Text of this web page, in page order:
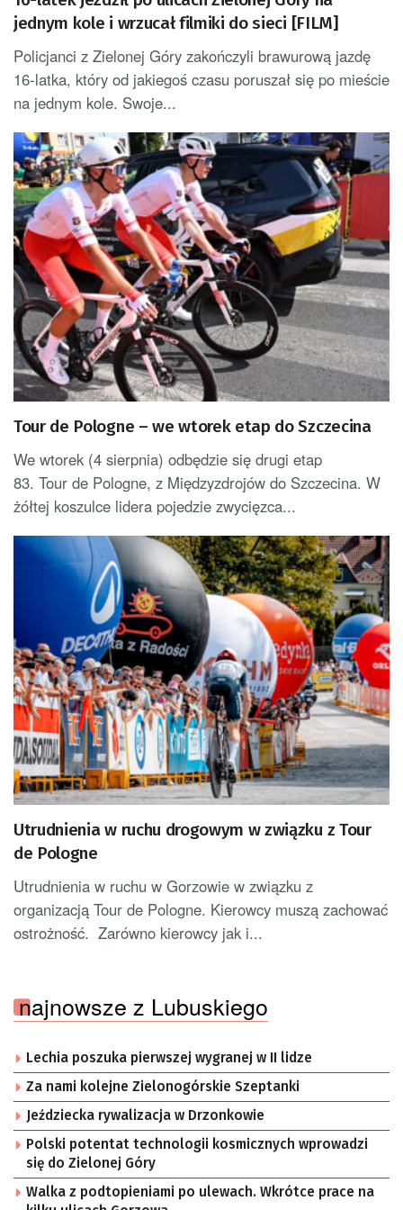
jednym kole i wrzucał filmiki do sieci [FILM]
Policjanci z Zielonej Góry zakończyli brawurową jazdę
16-latka, który od jakiegoś czasu poruszał się po mieście
na jednym kole. Swoje...
Tour de Pologne – we wtorek etap do Szczecina
We wtorek (4 sierpnia) odbędzie się drugi etap
83. Tour de Pologne, z Międzyzdrojów do Szczecina. W
żółtej koszulce lidera pojedzie zwycięzca...
Utrudnienia w ruchu drogowym w związku z Tour
de Pologne
Utrudnienia w ruchu w Gorzowie w związku z
organizacją Tour de Pologne. Kierowcy muszą zachować
ostrożność. Zarówno kierowcy jak i...
najnowsze z Lubuskiego
Lechia poszuka pierwszej wygranej w II lidze
Za nami kolejne Zielonogórskie Szeptanki
Jeździecka rywalizacja w Drzonkowie
Polski potentat technologii kosmicznych wprowadzi
się do Zielonej Góry
Walka z podtopieniami po ulewach. Wkrótce prace na